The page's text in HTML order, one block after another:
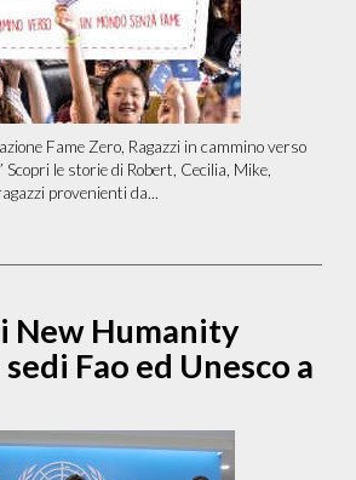
Fame Zero, Ragazzi in cammino verso
Scopri le storie di Robert, Cecilia, Mike,
provenienti da...
New Humanity
Fao ed Unesco a